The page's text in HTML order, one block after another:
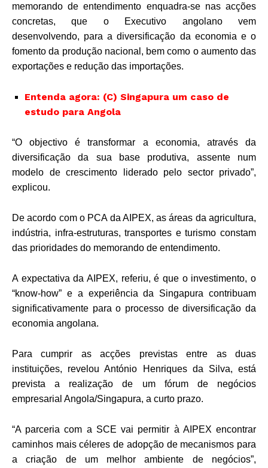
memorando de entendimento enquadra-se nas acções
concretas, que o Executivo angolano vem
desenvolvendo, para a diversificação da economia e o
fomento da produção nacional, bem como o aumento das
exportações e redução das importações.
Entenda agora: (C) Singapura um caso de
estudo para Angola
“O objectivo é transformar a economia, através da
diversificação da sua base produtiva, assente num
modelo de crescimento liderado pelo sector privado”,
explicou.
De acordo com o PCA da AIPEX, as áreas da agricultura,
indústria, infra-estruturas, transportes e turismo constam
das prioridades do memorando de entendimento.
A expectativa da AIPEX, referiu, é que o investimento, o
“know-how” e a experiência da Singapura contribuam
significativamente para o processo de diversificação da
economia angolana.
Para cumprir as acções previstas entre as duas
instituições, revelou António Henriques da Silva, está
prevista a realização de um fórum de negócios
empresarial Angola/Singapura, a curto prazo.
“A parceria com a SCE vai permitir à AIPEX encontrar
caminhos mais céleres de adopção de mecanismos para
a criação de um melhor ambiente de negócios”,